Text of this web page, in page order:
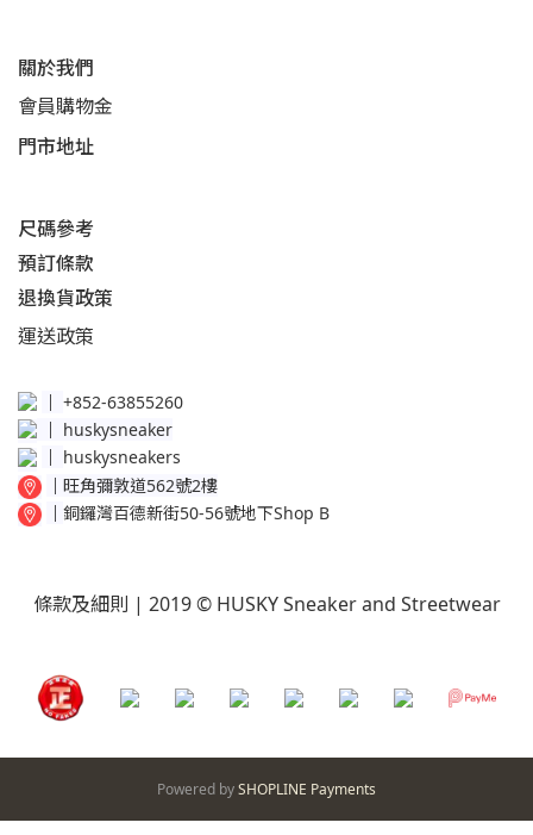
關於我們
會員購物金
門市地址
尺碼參考
預訂條款
退換貨政策​
運送政策​
│ +852-63855260
│ huskysneaker
huskysneakers
│ 旺角彌敦道562號2樓
│ 銅鑼灣百德新街50-56號地下Shop B
條款及細則 | 2019 © HUSKY Sneaker and Streetwear
Powered bySHOPLINE Payments